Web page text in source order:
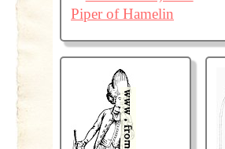
Piper of Hamelin